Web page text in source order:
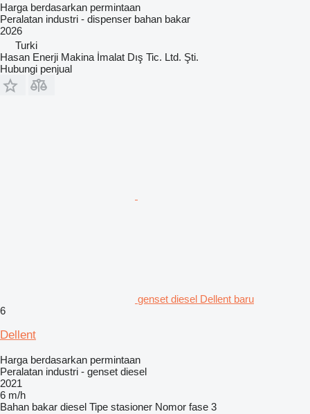
Harga berdasarkan permintaan
Peralatan industri - dispenser bahan bakar
2026
Turki
Hasan Enerji Makina İmalat Dış Tic. Ltd. Şti.
Hubungi penjual
genset diesel Dellent baru
6
Dellent
Harga berdasarkan permintaan
Peralatan industri - genset diesel
2021
6 m/h
Bahan bakar diesel Tipe stasioner Nomor fase 3